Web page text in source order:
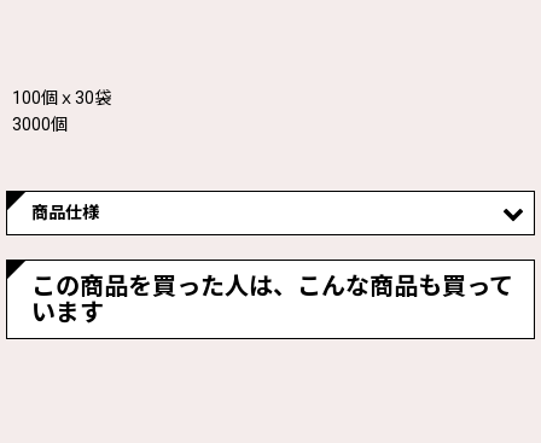
100個ｘ30袋
3000個
商品仕様
この商品を買った人は、こんな商品も買って
います